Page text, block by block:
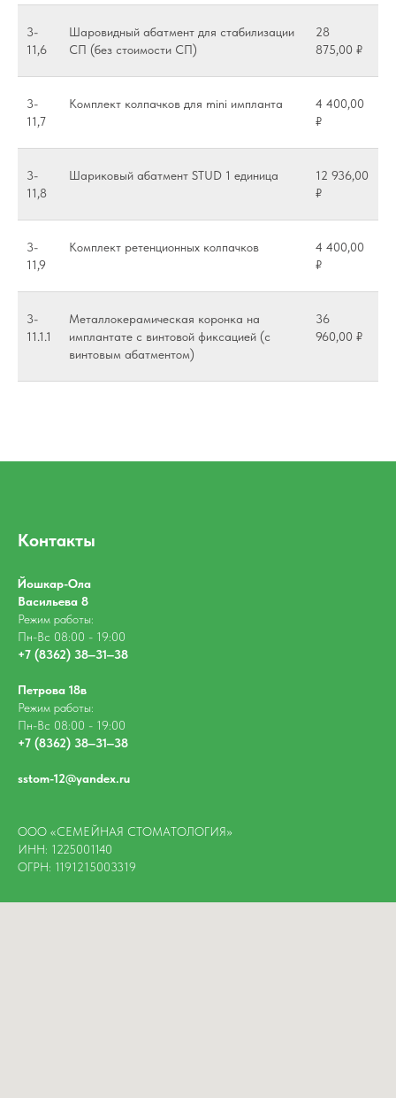
3-
11,6
Шаровидный абатмент для стабилизации
СП (без стоимости СП)
28
875,00 ₽
3-
11,7
Комплект колпачков для mini импланта
4 400,00
₽
3-
11,8
Шариковый абатмент STUD 1 единица
12 936,00
₽
3-
11,9
Комплект ретенционных колпачков
4 400,00
₽
3-
11.1.1
Металлокерамическая коронка на
имплантате с винтовой фиксацией (с
винтовым абатментом)
36
960,00 ₽
Контакты
Йошкар-Ола
​Васильева 8
Режим работы:
Пн-Вс 08:00 - 19:00
+7 (8362) 38‒31‒38
Петрова 18в
Режим работы:
Пн-Вс 08:00 - 19:00
+7 (8362) 38‒31‒38
sstom-12@yandex.ru
ООО «СЕМЕЙНАЯ СТОМАТОЛОГИЯ»
ИНН: 1225001140
ОГРН: 1191215003319